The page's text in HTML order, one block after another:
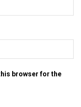
browser for the